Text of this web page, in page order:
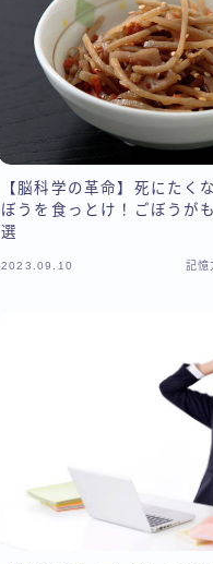
【脳科学の革命】死にたく
ぼうを食っとけ！ごぼうが
選
2023.09.10 記憶